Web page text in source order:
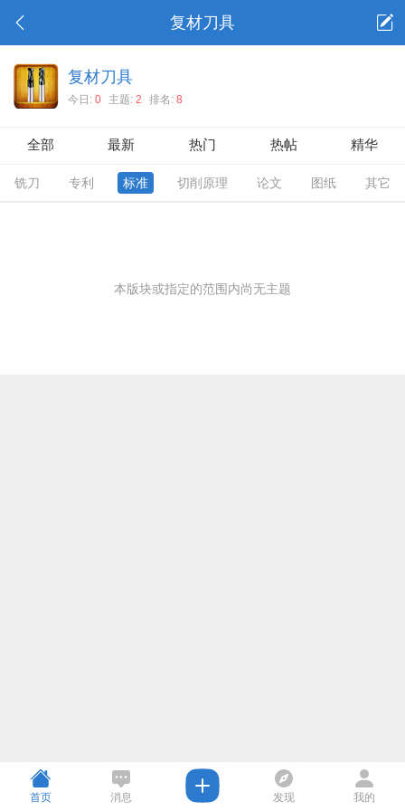
复材刀具
复材刀具
今日: 0 主题: 2 排名: 8
全部 最新 热门 热帖 精华
铣刀 专利 标准 切削原理 论文 图纸 其它
本版块或指定的范围内尚无主题
首页 消息 发现 我的